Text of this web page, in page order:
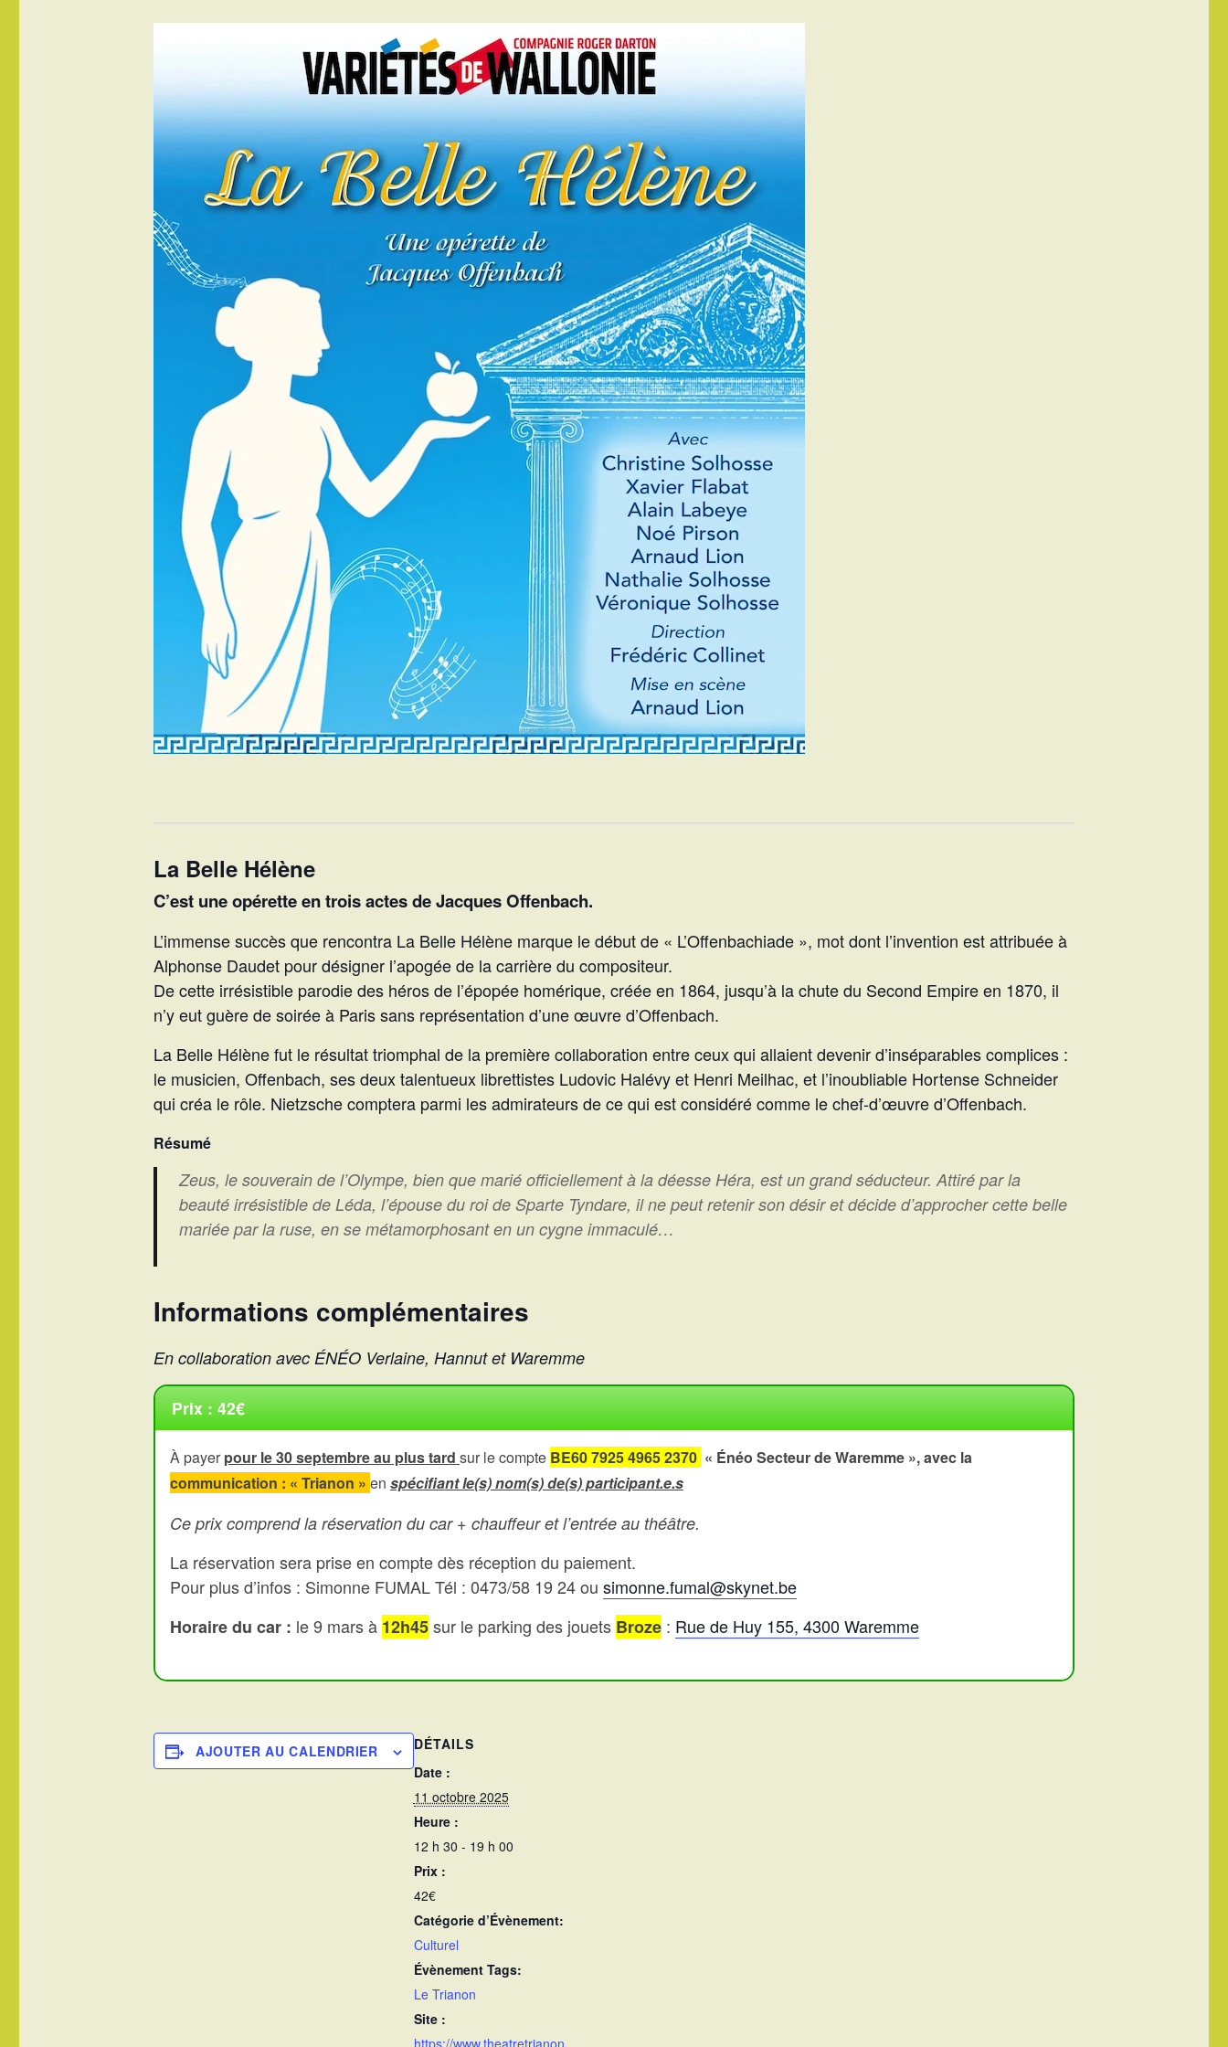
La Belle Hélène
C’est une opérette en trois actes de Jacques Offenbach.
L’immense succès que rencontra La Belle Hélène marque le début de « L’Offenbachiade », mot dont l’invention est attribuée à
Alphonse Daudet pour désigner l’apogée de la carrière du compositeur.
De cette irrésistible parodie des héros de l’épopée homérique, créée en 1864, jusqu’à la chute du Second Empire en 1870, il
n’y eut guère de soirée à Paris sans représentation d’une œuvre d’Offenbach.
La Belle Hélène fut le résultat triomphal de la première collaboration entre ceux qui allaient devenir d’inséparables complices :
le musicien, Offenbach, ses deux talentueux librettistes Ludovic Halévy et Henri Meilhac, et l’inoubliable Hortense Schneider
qui créa le rôle. Nietzsche comptera parmi les admirateurs de ce qui est considéré comme le chef-d’œuvre d’Offenbach.
Résumé
Zeus, le souverain de l’Olympe, bien que marié officiellement à la déesse Héra, est un grand séducteur. Attiré par la
beauté irrésistible de Léda, l’épouse du roi de Sparte Tyndare, il ne peut retenir son désir et décide d’approcher cette belle
mariée par la ruse, en se métamorphosant en un cygne immaculé…
Informations complémentaires
En collaboration avec ÉNÉO Verlaine, Hannut et Waremme
Prix : 42€
À payer pour le 30 septembre au plus tard sur le compte BE60 7925 4965 2370 « Énéo Secteur de Waremme », avec la
communication : « Trianon » en spécifiant le(s) nom(s) de(s) participant.e.s
Ce prix comprend la réservation du car + chauffeur et l’entrée au théâtre.
La réservation sera prise en compte dès réception du paiement.
Pour plus d’infos : Simonne FUMAL Tél : 0473/58 19 24 ou simonne.fumal@skynet.be
Horaire du car : le 9 mars à 12h45sur le parking des jouets Broze : Rue de Huy 155, 4300 Waremme
AJOUTER AU CALENDRIER
DÉTAILS
Date :
11 octobre 2025
Heure :
12 h 30 - 19 h 00
Prix :
42€
Catégorie d’Évènement:
Culturel
Évènement Tags:
Le Trianon
Site :
https://www.theatretrianon